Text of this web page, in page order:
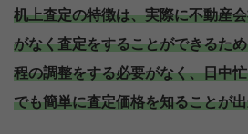
机上査定の特徴は、実際に不動産
がなく査定をすることができるた
程の調整をする必要がなく、日中
でも簡単に査定価格を知ることが